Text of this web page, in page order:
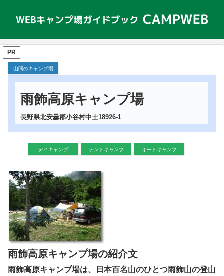
PR
山間のキャンプ場
雨飾高原キャンプ場
長野県北安曇郡小谷村中土18926-1
デイキャンプ テントキャンプ オートキャンプ
雨飾高原キャンプ場の紹介文
雨飾高原キャンプ場は、日本百名山のひとつ雨飾山の登山